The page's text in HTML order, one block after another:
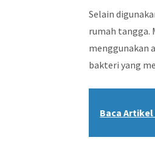
Selain
rumah tangga.
menggunakan
bakteri yang
Baca Artikel